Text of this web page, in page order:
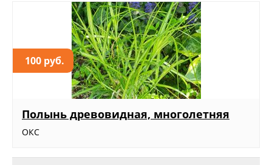
100 руб.
Полынь древовидная, многолетняя
ОКС